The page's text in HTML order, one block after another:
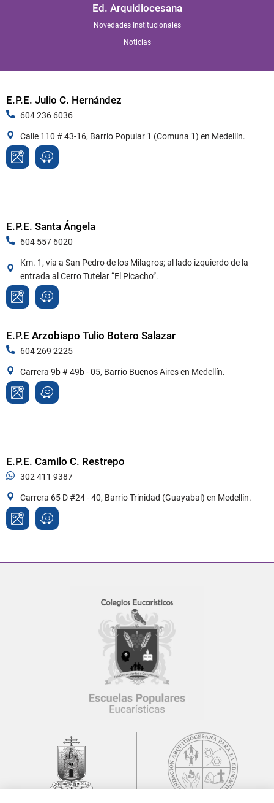
Ed. Arquidiocesana
Novedades Institucionales
Noticias
E.P.E. Julio C. Hernández
604 236 6036
Calle 110 # 43-16, Barrio Popular 1 (Comuna 1) en Medellín.
E.P.E. Santa Ángela
604 557 6020
Km. 1, vía a San Pedro de los Milagros; al lado izquierdo de la
entrada al Cerro Tutelar “El Picacho”.
E.P.E Arzobispo Tulio Botero Salazar
604 269 2225
Carrera 9b # 49b - 05, Barrio Buenos Aires en Medellín.
E.P.E. Camilo C. Restrepo
302 411 9387
Carrera 65 D #24 - 40, Barrio Trinidad (Guayabal) en Medellín.